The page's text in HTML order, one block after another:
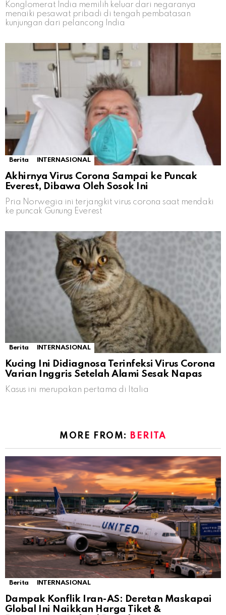
Konglomerat India memilih keluar dari negaranya
menaiki pesawat pribadi di tengah pembatasan
kunjungan dari pelancong India
Berita INTERNASIONAL
Akhirnya Virus Corona Sampai ke Puncak
Everest, Dibawa Oleh Sosok Ini
Pria Norwegia ini terjangkit virus corona saat mendaki
ke puncak Gunung Everest
Berita INTERNASIONAL
Kucing Ini Didiagnosa Terinfeksi Virus Corona
Varian Inggris Setelah Alami Sesak Napas
Kasus ini merupakan pertama di Italia
MORE FROM: BERITA
Berita INTERNASIONAL
Dampak Konflik Iran-AS: Deretan Maskapai
Global Ini Naikkan Harga Tiket &